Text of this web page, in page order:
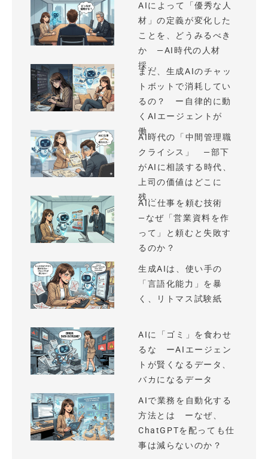
AIによって「優秀な人
材」の定義が変化した
ことを、どうみるべき
か —AI時代の人材
採...
まだ、生成AIのチャッ
トボットで消耗してい
るの？ ー自律的に動
くAIエージェントが
働...
AI時代の「中間管理職
クライシス」 —部下
がAIに相談する時代、
上司の価値はどこに
残...
AIに仕事を頼む技術
—なぜ「営業資料を作
って」と頼むと失敗す
るのか？
生成AIは、使い手の
「言語化能力」を暴
く、リトマス試験紙
AIに「ゴミ」を食わせ
るな ーAIエージェン
トが賢くなるデータ、
バカになるデータ
AIで業務を自動化する
方法とは ーなぜ、
ChatGPTを配っても仕
事は減らないのか？